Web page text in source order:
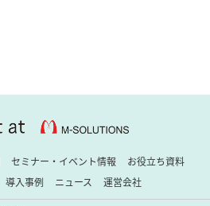
セミナー・イベント情報
お役立ち資料
導入事例 ニュース 運営会社